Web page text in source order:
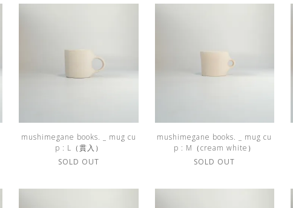
mushimegane books. _ mug cu
p : L（貫入）
SOLD OUT
mushimegane books. _ mug cu
p : M（cream white）
SOLD OUT